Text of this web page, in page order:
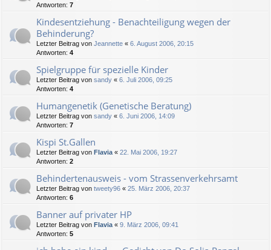
Antworten: 7
Kindesentziehung - Benachteiligung wegen der
Behinderung?
Letzter Beitrag von Jeannette « 6. August 2006, 20:15
Antworten: 4
Spielgruppe für spezielle Kinder
Letzter Beitrag von sandy « 6. Juli 2006, 09:25
Antworten: 4
Humangenetik (Genetische Beratung)
Letzter Beitrag von sandy « 6. Juni 2006, 14:09
Antworten: 7
Kispi St.Gallen
Letzter Beitrag von Flavia « 22. Mai 2006, 19:27
Antworten: 2
Behindertenausweis - vom Strassenverkehrsamt
Letzter Beitrag von tweety96 « 25. März 2006, 20:37
Antworten: 6
Banner auf privater HP
Letzter Beitrag von Flavia « 9. März 2006, 09:41
Antworten: 5